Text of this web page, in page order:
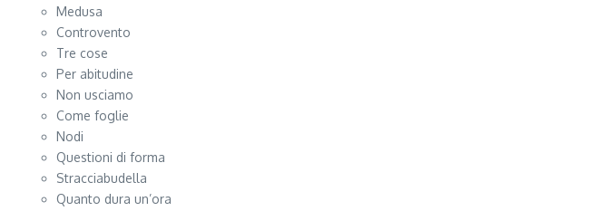
Medusa
Controvento
Tre cose
Per abitudine
Non usciamo
Come foglie
Nodi
Questioni di forma
Stracciabudella
Quanto dura un’ora